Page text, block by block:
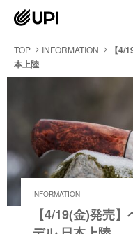
TOP INFORMATION
【4/
本上陸
INFORMATION
【4/19(金)発売